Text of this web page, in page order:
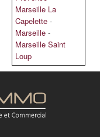
Marseille La
Capelette -
Marseille -
Marseille Saint
Loup